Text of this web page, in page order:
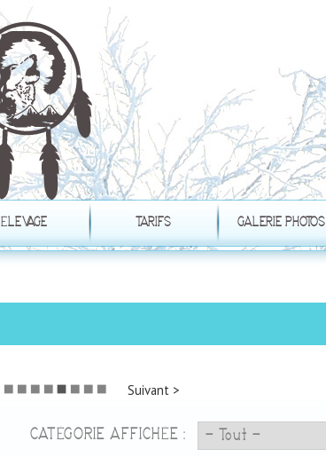
ÉLEVAGE TARIFS GALERIE PHOTOS
Suivant >
CATÉGORIE AFFICHÉE :